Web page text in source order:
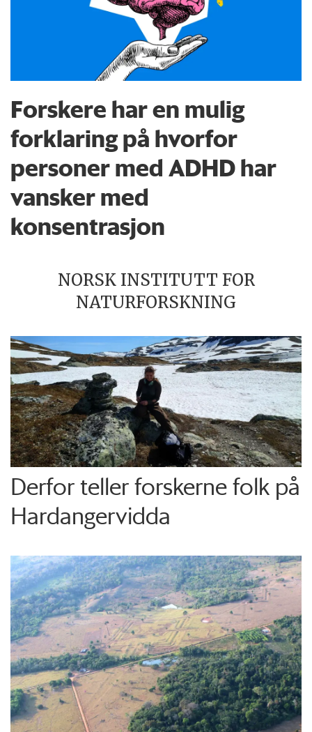
Forskere har en mulig
forklaring på hvorfor
personer med ADHD har
vansker med
konsentrasjon
NORSK INSTITUTT FOR
NATURFORSKNING
Derfor teller forskerne folk på
Hardangervidda